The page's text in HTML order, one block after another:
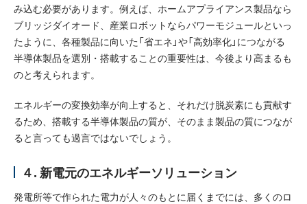
み込む必要があります。例えば、ホームアプライアンス製品なら
ブリッジダイオード、産業ロボットならパワーモジュールといっ
たように、各種製品に向いた「省エネ」や「高効率化」につながる
半導体製品を選別・搭載することの重要性は、今後より高まるも
のと考えられます。
エネルギーの変換効率が向上すると、それだけ脱炭素にも貢献す
るため、搭載する半導体製品の質が、そのまま製品の質につなが
ると言っても過言ではないでしょう。
４. 新電元のエネルギーソリューション
発電所等で作られた電力が人々のもとに届くまでには、多くのロ